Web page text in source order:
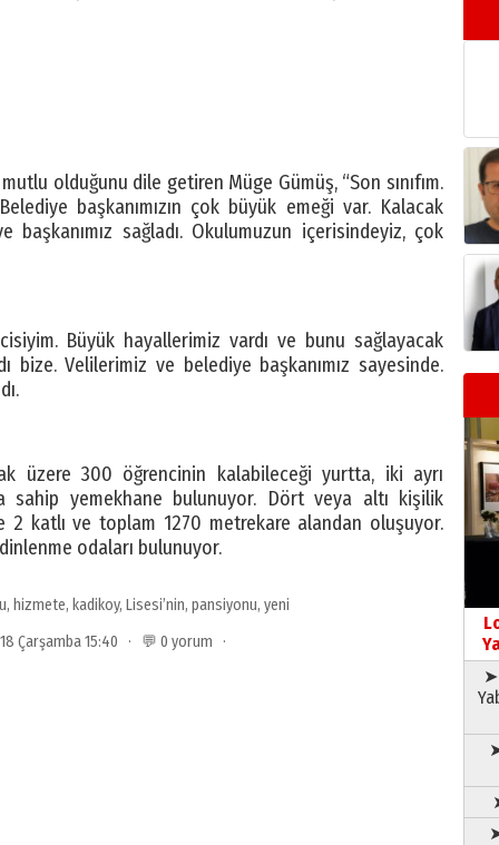
olduğunu dile getiren Müge Gümüş, “Son sınıfım.
başkanımızın çok büyük emeği var. Kalacak
sağladı. Okulumuzun içerisindeyiz, çok
Büyük hayallerimiz vardı ve bunu sağlayacak
bize. Velilerimiz ve belediye başkanımız sayesinde.
üzere 300 öğrencinin kalabileceği yurtta, iki ayrı
sahip yemekhane bulunuyor. Dört veya altı kişilik
2 katlı ve toplam 1270 metrekare alandan oluşuyor.
odaları bulunuyor.
, hizmete, kadikoy, Lisesi’nin, pansiyonu, yeni
Çarşamba 15:40 · 💬 0 yorum ·
➤